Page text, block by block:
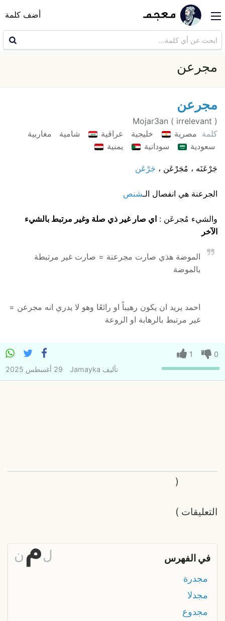
أضف كلمة
مجرعن
مجرعن
Mojar3an ( irrelevant )
كلمة مصرية خليجية عراقية شامية
مغاربية
سعودية
سودانية يمنية
جَرْعَنَه ، مُجَرْعَن ، جَرْعَن
الجرعنة هي انفصال الـشنص
والشيء مُجرعَن : اي صار غير ذي صلة وغير مرتبط بالشيء
الآخر
الموضة هذي صارت مجرعنة = صارت غير مرتبطة
بالموضة
احمد يريد ان يكون رهيباً او رائعًا وهو لا يدري انه مجرعن =
غير مرتبط بالرهابة او الروعة
0
1
تأليف Jamayka 29 أغسطس 2025
التعليقات
(
)
في الفهرس لمن
مجدرة
مجدلا
مجدوع